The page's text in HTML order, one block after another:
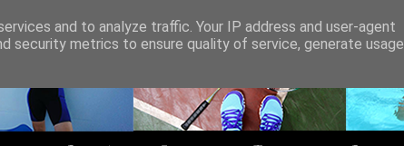
and to analyze traffic. Your IP address and user-agent
security metrics to ensure quality of service, generate usage